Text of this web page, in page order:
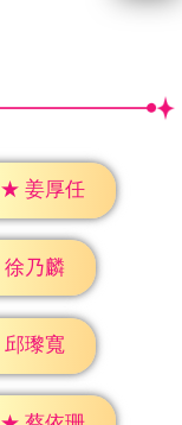
★ 姜厚任
徐乃麟
邱瓈寬